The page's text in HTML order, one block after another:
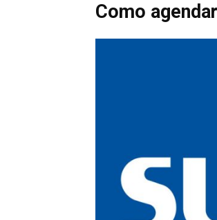
Como